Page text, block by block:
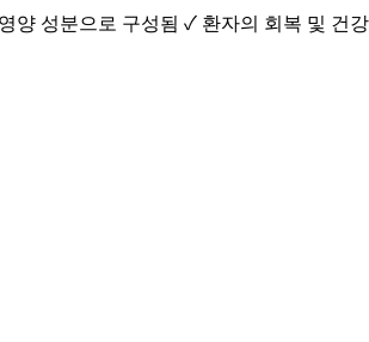
양 성분으로 구성됨 ✓ 환자의 회복 및 건